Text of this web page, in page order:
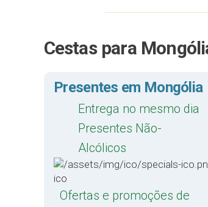
Cestas para
Presentes em Mongólia
Entrega no mesmo dia
Presentes Não-
Alcólicos
Ofertas e promoções de